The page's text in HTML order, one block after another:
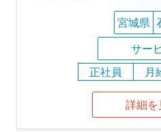
宮城県
サー
正社員
月
詳細を